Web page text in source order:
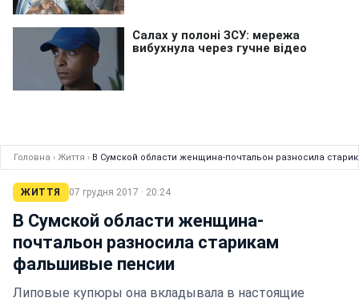
Головна › Життя › В Сумской области женщина-почтальон разносила
ЖИТТЯ 07 грудня 2017 · 20:24
В Сумской области женщина-
почтальон разносила старикам
фальшивые пенсии
Липовые купюры она вкладывала в настоящие